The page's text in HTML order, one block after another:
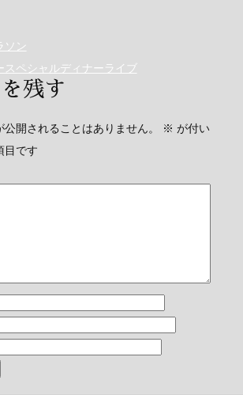
ソン
スペシャルディナーライブ
残す
公開されることはありません。 ※ が付い
目です